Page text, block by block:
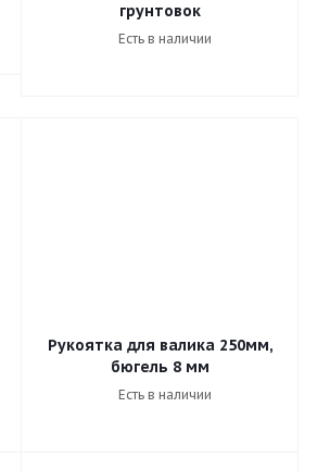
грунтовок
Есть в наличии
Рукоятка для валика 250мм,
бюгель 8 мм
Есть в наличии